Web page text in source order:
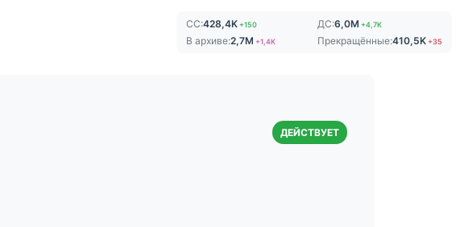
СС:428,4K+150 ДС:6,0M +4,7K
В архиве:2,7M +1,4K Прекращённые:410,5K +35
ДЕЙСТВУЕТ